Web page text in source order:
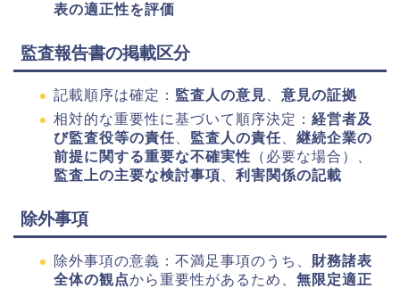
表の適正性を評価
監査報告書の掲載区分
記載順序は確定： 監査人の意見
意見の証拠
相対的な重要性に基づいて順序決定： 経営者及
び監査役等の責任
監査人の責任
継続企業の
前提に関する重要な不確実性 （必要な場合）、
監査上の主要な検討事項
利害関係の記載
除外事項
除外事項の意義：不満足事項のうち、 財務諸表
全体の観点から重要性があるため、 無限定適正